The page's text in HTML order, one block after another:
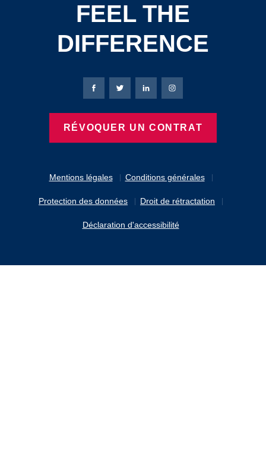
FEEL THE
DIFFERENCE
Mentions légales Conditions générales
Protection des données Droit de rétractation
Déclaration d'accessibilité
Page Facebook de Bierbaum-Proenen
Page X de Bierbaum-Proenen
Page LinkedIn de
Page Instagram de
RÉVOQUER UN CONTRAT